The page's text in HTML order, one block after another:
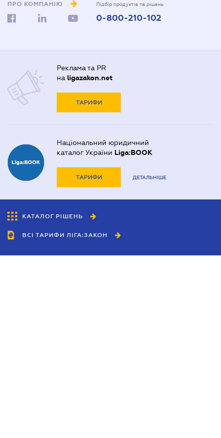
ПРО КОМПАНІЮ Підбір продуктів та рішень
0-800-210-102
Реклама та PR
на ligazakon.net
ТАРИФИ
Національний юридичний
каталог України Liga:BOOK
ТАРИФИ ДЕТАЛЬНІШЕ
КАТАЛОГ РІШЕНЬ
ВСІ ТАРИФИ ЛІГА:ЗАКОН